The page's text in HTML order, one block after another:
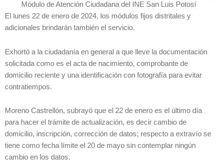
Módulo de Atención Ciudadana del INE San Luis Potosí
El lunes 22 de enero de 2024, los módulos fijos distritales y
adicionales brindarán también el servicio.
Exhortó a la ciudadanía en general a que lleve la documentación
solicitada como es el acta de nacimiento, comprobante de
domicilio reciente y una identificación con fotografía para evitar
contratiempos.
Moreno Castrellón, subrayó que el 22 de enero es el último día
para hacer el trámite de actualización, es decir cambio de
domicilio, inscripción, corrección de datos; respecto a extravío se
tiene como fecha límite el 20 de mayo sin contemplar ningún
cambio en los datos.